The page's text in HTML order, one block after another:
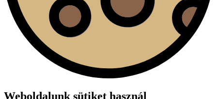
Weboldalunk sütiket használ